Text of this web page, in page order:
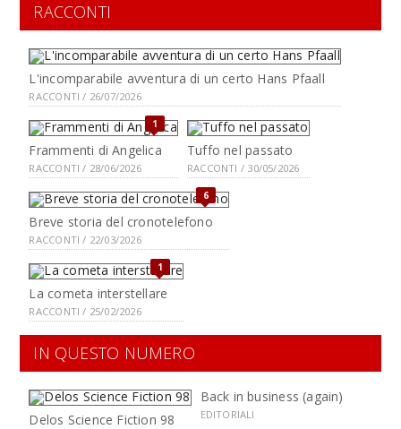
RACCONTI
L'incomparabile avventura di un certo Hans Pfaall
RACCONTI / 26/07/2026
1
Frammenti di Angelica
RACCONTI / 28/06/2026
Tuffo nel passato
RACCONTI / 30/05/2026
6
Breve storia del cronotelefono
RACCONTI / 22/03/2026
1
La cometa interstellare
RACCONTI / 25/02/2026
IN QUESTO NUMERO
Delos Science Fiction 98
Back in business (again)
EDITORIALI